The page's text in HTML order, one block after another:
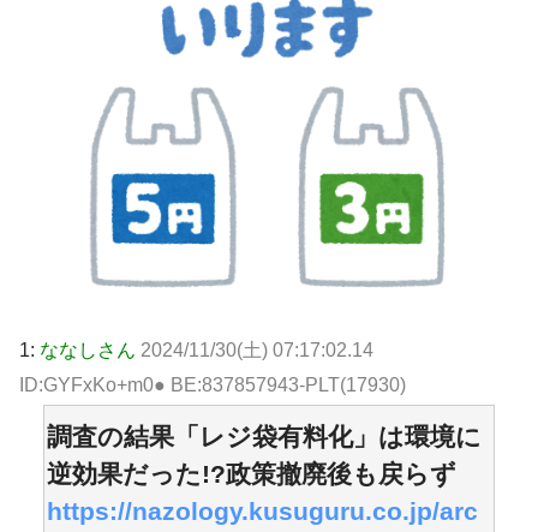
1: ななしさん 2024/11/30(土) 07:17:02.14
ID:GYFxKo+m0● BE:837857943-PLT(17930)
調査の結果「レジ袋有料化」は環境に
逆効果だった!?政策撤廃後も戻らず
https://nazology.kusuguru.co.jp/arc